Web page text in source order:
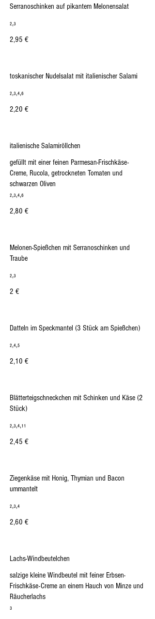
Serranoschinken auf pikantem Melonensalat
₂,₃
2,95 €
toskanischer Nudelsalat mit italienischer Salami
₂,₃,₄,₆
2,20 €
italienische Salamiröllchen
gefüllt mit einer feinen Parmesan-Frischkäse-
Creme, Rucola, getrockneten Tomaten und
schwarzen Oliven
₂,₃,₄,₆
2,80 €
Melonen-Spießchen mit Serranoschinken und
Traube
₂,₃
2 €
Datteln im Speckmantel (3 Stück am Spießchen)
₂,₄,₅
2,10 €
Blätterteigschneckchen mit Schinken und Käse (2
Stück)
₂,₃,₄,₁₁
2,45 €
Ziegenkäse mit Honig, Thymian und Bacon
ummantelt
₂,₃,₄
2,60 €
Lachs-Windbeutelchen
salzige kleine Windbeutel mit feiner Erbsen-
Frischkäse-Creme an einem Hauch von Minze und
Räucherlachs
₃